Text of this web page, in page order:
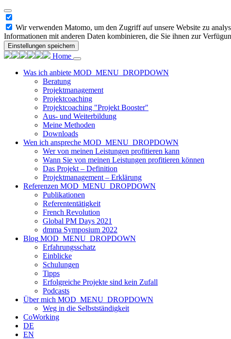
Wir verwenden Matomo, um den Zugriff auf unsere Website zu
Informationen mit anderen Daten kombinieren, die Sie ihnen zur
Einstellungen speichern
Home
Was ich anbiete MOD_MENU_DROPDOWN
Beratung
Projektmanagement
Projektcoaching
Projektcoaching "Projekt Booster"
Aus- und Weiterbildung
Meine Methoden
Downloads
Wen ich anspreche MOD_MENU_DROPDOWN
Wer von meinen Leistungen profitieren kann
Wann Sie von meinen Leistungen profitieren können
Das Projekt – Definition
Projektmanagement – Erklärung
Referenzen MOD_MENU_DROPDOWN
Publikationen
Referententätigkeit
French Revolution
Global PM Days 2021
dmma Symposium 2022
Blog MOD_MENU_DROPDOWN
Erfahrungsschatz
Einblicke
Schulungen
Tipps
Erfolgreiche Projekte sind kein Zufall
Podcasts
Über mich MOD_MENU_DROPDOWN
Weg in die Selbstständigkeit
CoWorking
DE
EN